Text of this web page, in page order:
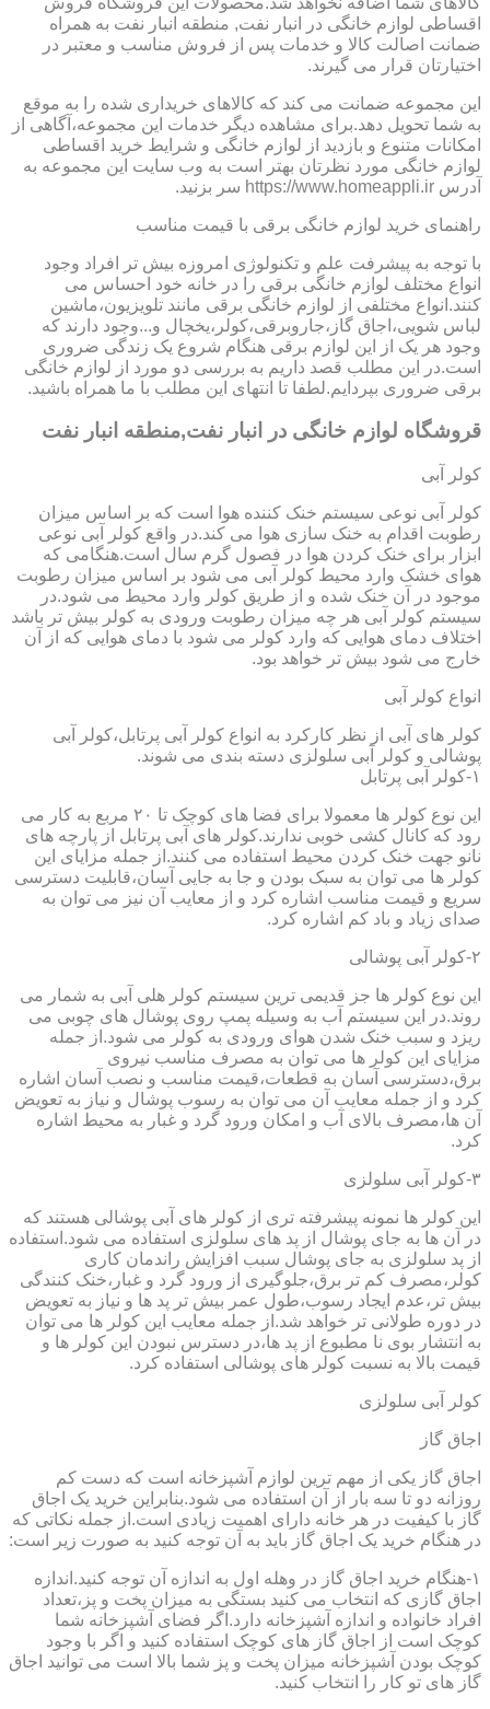
اقساطی لوازم خانگی در انبار نفت, منطقه انبار نفت به همراه
ضمانت اصالت کالا و خدمات پس از فروش مناسب و معتبر در
اختیارتان قرار می گیرند.
این مجموعه ضمانت می کند که کالاهای خریداری شده را به موقع
به شما تحویل دهد.برای مشاهده دیگر خدمات این مجموعه،آگاهی از
امکانات متنوع و بازدید از لوازم خانگی و شرایط خرید اقساطی
لوازم خانگی مورد نظرتان بهتر است به وب سایت این مجموعه به
آدرس https://www.homeappli.ir سر بزنید.
راهنمای خرید لوازم خانگی برقی با قیمت مناسب
با توجه به پیشرفت علم و تکنولوژی امروزه بیش تر افراد وجود
انواع مختلف لوازم خانگی برقی را در خانه خود احساس می
کنند.انواع مختلفی از لوازم خانگی برقی مانند تلویزیون،ماشین
لباس شویی،اجاق گاز،جاروبرقی،کولر،یخچال و...وجود دارند که
وجود هر یک از این لوازم برقی هنگام شروع یک زندگی ضروری
است.در این مطلب قصد داریم به بررسی دو مورد از لوازم خانگی
برقی ضروری بپردایم.لطفا تا انتهای این مطلب با ما همراه باشید.
قروشگاه لوازم خانگی در انبار نفت,منطقه انبار نفت
کولر آبی
کولر آبی نوعی سیستم خنک کننده هوا است که بر اساس میزان
رطوبت اقدام به خنک سازی هوا می کند.در واقع کولر آبی نوعی
ابزار برای خنک کردن هوا در فصول گرم سال است.هنگامی که
هوای خشک وارد محیط کولر آبی می شود بر اساس میزان رطوبت
موجود در آن خنک شده و از طریق کولر وارد محیط می شود.در
سیستم کولر آبی هر چه میزان رطوبت ورودی به کولر بیش تر باشد
اختلاف دمای هوایی که وارد کولر می شود با دمای هوایی که از آن
خارج می شود بیش تر خواهد بود.
انواع کولر آبی
کولر های آبی از نظر کارکرد به انواع کولر آبی پرتابل،کولر آبی
پوشالی و کولر آبی سلولزی دسته بندی می شوند.
۱-کولر آبی پرتابل
این نوع کولر ها معمولا برای فضا های کوچک تا ۲۰ مربع به کار می
رود که کانال کشی خوبی ندارند.کولر های آبی پرتابل از پارچه های
نانو جهت خنک کردن محیط استفاده می کنند.از جمله مزایای این
کولر ها می توان به سبک بودن و جا به جایی آسان،قابلیت دسترسی
سریع و قیمت مناسب اشاره کرد و از معایب آن نیز می توان به
صدای زیاد و باد کم اشاره کرد.
۲-کولر آبی پوشالی
این نوع کولر ها جز قدیمی ترین سیستم کولر هلی آبی به شمار می
روند.در این سیستم آب به وسیله پمپ روی پوشال های چوبی می
ریزد و سبب خنک شدن هوای ورودی به کولر می شود.از جمله
مزایای این کولر ها می توان به مصرف مناسب نیروی
برق،دسترسی آسان به قطعات،قیمت مناسب و نصب آسان اشاره
کرد و از جمله معایب آن می توان به رسوب پوشال و نیاز به تعویض
آن ها،مصرف بالای آب و امکان ورود گرد و غبار به محیط اشاره
کرد.
۳-کولر آبی سلولزی
این کولر ها نمونه پیشرفته تری از کولر های آبی پوشالی هستند که
در آن ها به جای پوشال از پد های سلولزی استفاده می شود.استفاده
از پد سلولزی به جای پوشال سبب افزایش راندمان کاری
کولر،مصرف کم تر برق،جلوگیری از ورود گرد و غبار،خنک کنندگی
بیش تر،عدم ایجاد رسوب،طول عمر بیش تر پد ها و نیاز به تعویض
در دوره طولانی تر خواهد شد.از جمله معایب این کولر ها می توان
به انتشار بوی نا مطبوع از پد ها،در دسترس نبودن این کولر ها و
قیمت بالا به نسبت کولر های پوشالی استفاده کرد.
کولر آبی سلولزی
اجاق گاز
اجاق گاز یکی از مهم ترین لوازم آشپزخانه است که دست کم
روزانه دو تا سه بار از آن استفاده می شود.بنابراین خرید یک اجاق
گاز با کیفیت در هر خانه دارای اهمیت زیادی است.از جمله نکاتی که
در هنگام خرید یک اجاق گاز باید به آن توجه کنید به صورت زیر است:
۱-هنگام خرید اجاق گاز در وهله اول به اندازه آن توجه کنید.اندازه
اجاق گازی که انتخاب می کنید بستگی به میزان پخت و پز،تعداد
افراد خانواده و اندازه آشپزخانه دارد.اگر فضای آشپزخانه شما
کوچک است از اجاق گاز های کوچک استفاده کنید و اگر با وجود
کوچک بودن آشپزخانه میزان پخت و پز شما بالا است می توانید اجاق
گاز های تو کار را انتخاب کنید.